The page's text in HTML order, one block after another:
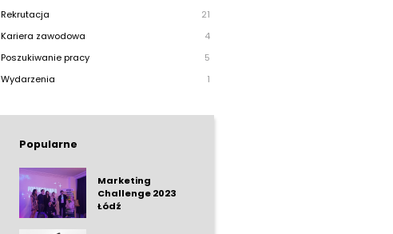
Rekrutacja
21
Kariera zawodowa
4
Poszukiwanie pracy
5
Wydarzenia
1
Popularne
Marketing
Challenge 2023
Łódź